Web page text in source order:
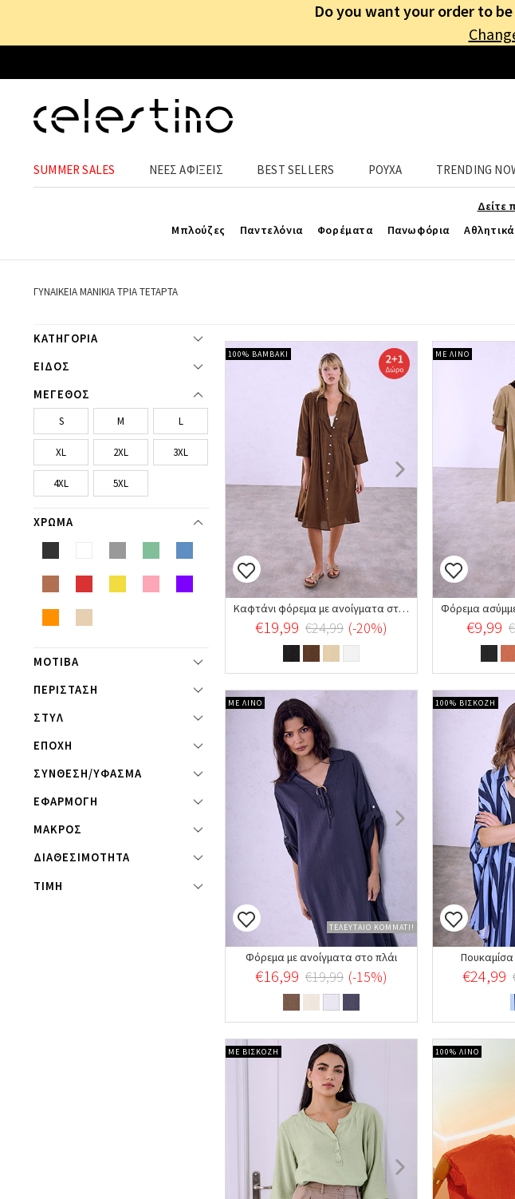
Do you want your order to
SUMMER SALES ΝΕΕΣ ΑΦΙΞΕΙΣ BEST SELLERS ΡΟΥΧΑ TRENDING
Γυναικεία
Απόκτησε τα πιο
Δείτε
Μπλούζες
Παντελόνια Φορέματα Πανωφόρια Αθλητικά
ΓΥΝΑΙΚΕΙΑ ΜΑΝΙΚΙΑ ΤΡΙΑ ΤΕΤΑΡΤΑ
ΚΑΤΗΓΟΡΙΑ
ΕΙΔΟΣ
ΜΕΓΕΘΟΣ
S M L
XL 2XL 3XL
4XL 5XL
ΧΡΩΜΑ
ΜΟΤΙΒΑ
ΠΕΡΙΣΤΑΣΗ
ΣΤΥΛ
ΕΠΟΧΗ
ΣΥΝΘΕΣΗ/ΥΦΑΣΜΑ
ΕΦΑΡΜΟΓΗ
ΜΑΚΡΟΣ
ΔΙΑΘΕΣΙΜΟΤΗΤΑ
ΤΙΜΗ
100% ΒΑΜΒΑΚΙ
Καφτάνι φόρεμα με ανοίγματα στο πλάι
€19,99 €24,99 (-20%)
ΜΕ ΛΙΝΟ
€9,99
ΜΕ ΛΙΝΟ
ΤΕΛΕΥΤΑΙΟ ΚΟΜΜΑΤΙ!
Φόρεμα με ανοίγματα στο πλάι
€16,99 €19,99 (-15%)
100% ΒΙΣΚΟΖΗ
Πουκαμίσα
€24,99
ΜΕ ΒΙΣΚΟΖΗ 100% ΛΙΝΟ